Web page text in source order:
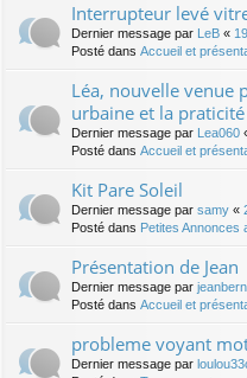
Interrupteur levé
Dernier message par LeB «
Posté dans Accueil et
Léa, nouvelle venue
urbaine et la
Dernier message par Lea060
Posté dans Accueil et
Kit Pare Soleil
Dernier message par samy «
Posté dans Petites Annonces
Présentation de Jean
Dernier message par
Posté dans Accueil et
probleme voyant
Dernier message par